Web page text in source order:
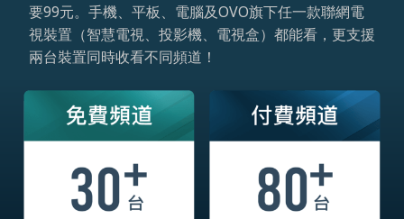
要99元。手機、平板、電腦及OVO旗下任一款聯網電
視裝置（智慧電視、投影機、電視盒）都能看，更支援
兩台裝置同時收看不同頻道！